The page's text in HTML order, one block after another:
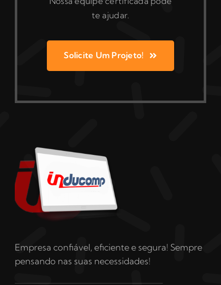
te ajudar.
Solicite Um Projeto!
Empresa confiável, eficiente e segura! Sempre
pensando nas suas necessidades!